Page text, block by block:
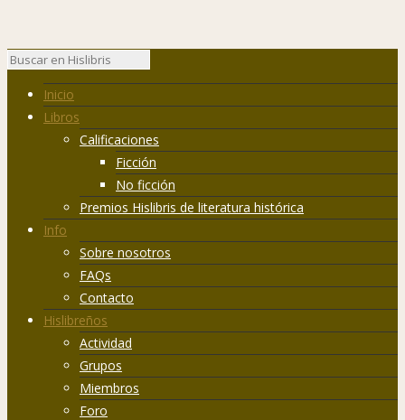
Inicio
Libros
Calificaciones
Ficción
No ficción
Premios Hislibris de literatura histórica
Info
Sobre nosotros
FAQs
Contacto
Hislibreños
Actividad
Grupos
Miembros
Foro